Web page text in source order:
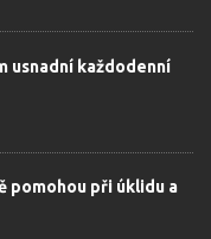
usnadní každodenní
pomohou při úklidu a